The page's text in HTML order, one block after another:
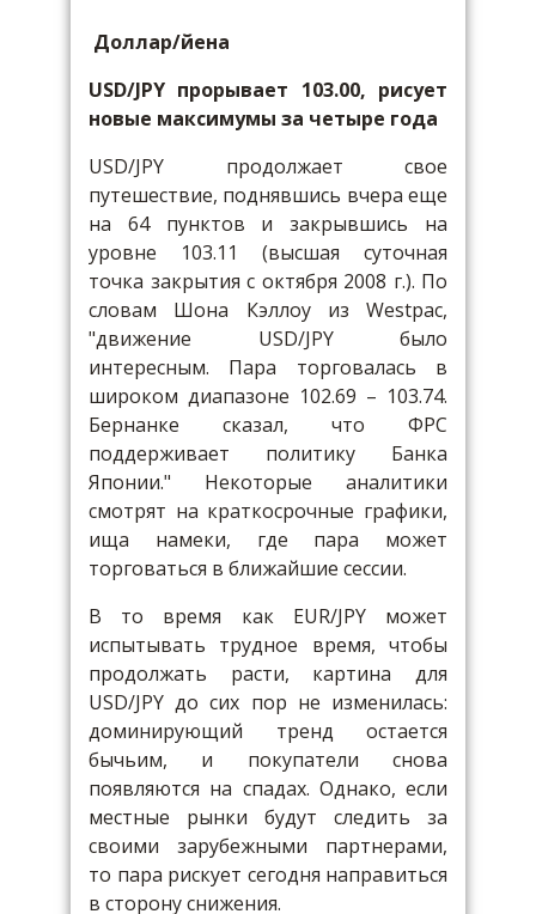
Доллар/йена
USD/JPY прорывает 103.00, рисует
новые максимумы за четыре года
USD/JPY продолжает свое
путешествие, поднявшись вчера еще
на 64 пунктов и закрывшись на
уровне 103.11 (высшая суточная
точка закрытия с октября 2008 г.). По
словам Шона Кэллоу из Westpac,
"движение USD/JPY было
интересным. Пара торговалась в
широком диапазоне 102.69 – 103.74.
Бернанке сказал, что ФРС
поддерживает политику Банка
Японии." Некоторые аналитики
смотрят на краткосрочные графики,
ища намеки, где пара может
торговаться в ближайшие сессии.
В то время как EUR/JPY может
испытывать трудное время, чтобы
продолжать расти, картина для
USD/JPY до сих пор не изменилась:
доминирующий тренд остается
бычьим, и покупатели снова
появляются на спадах. Однако, если
местные рынки будут следить за
своими зарубежными партнерами,
то пара рискует сегодня направиться
в сторону снижения.